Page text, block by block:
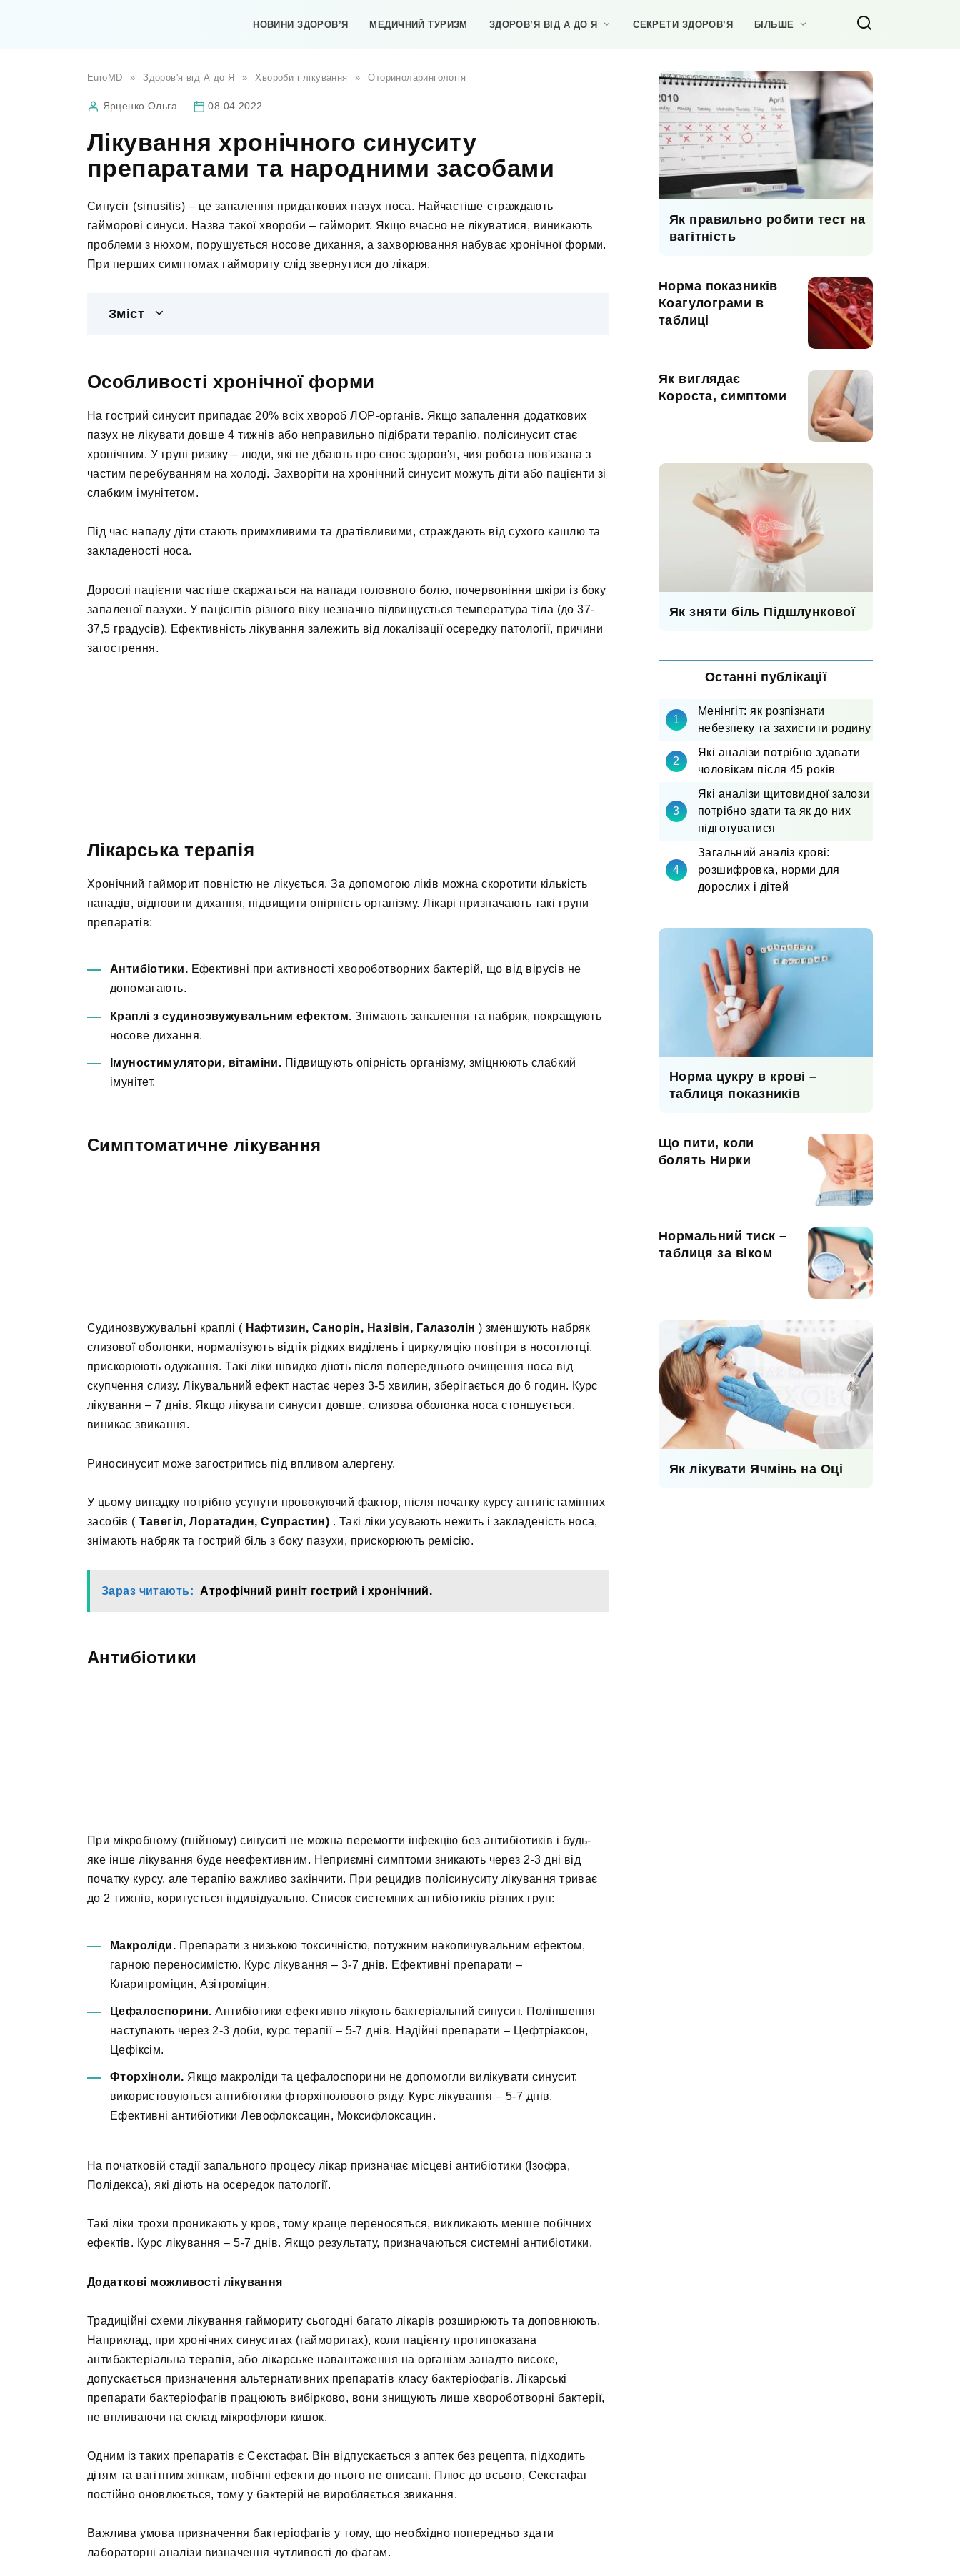
НОВИНИ ЗДОРОВ’Я МЕДИЧНИЙ ТУРИЗМ ЗДОРОВ’Я ВІД А ДО Я СЕКРЕТИ ЗДОРОВ’Я БІЛЬШЕ
EuroMD » Здоров'я від А до Я » Хвороби і лікування » Оториноларингологія
Ярценко Ольга 08.04.2022
Лікування хронічного синуситу
препаратами та народними засобами
Синусіт (sinusitis) – це запалення придаткових пазух носа. Найчастіше страждають
гайморові синуси. Назва такої хвороби – гайморит. Якщо вчасно не лікуватися, виникають
проблеми з нюхом, порушується носове дихання, а захворювання набуває хронічної форми.
При перших симптомах гаймориту слід звернутися до лікаря.
Зміст
Особливості хронічної форми
На гострий синусит припадає 20% всіх хвороб ЛОР-органів. Якщо запалення додаткових
пазух не лікувати довше 4 тижнів або неправильно підібрати терапію, полісинусит стає
хронічним. У групі ризику – люди, які не дбають про своє здоров'я, чия робота пов'язана з
частим перебуванням на холоді. Захворіти на хронічний синусит можуть діти або пацієнти зі
слабким імунітетом.
Під час нападу діти стають примхливими та дратівливими, страждають від сухого кашлю та
закладеності носа.
Дорослі пацієнти частіше скаржаться на напади головного болю, почервоніння шкіри із боку
запаленої пазухи. У пацієнтів різного віку незначно підвищується температура тіла (до 37-
37,5 градусів). Ефективність лікування залежить від локалізації осередку патології, причини
загострення.
Лікарська терапія
Хронічний гайморит повністю не лікується. За допомогою ліків можна скоротити кількість
нападів, відновити дихання, підвищити опірність організму. Лікарі призначають такі групи
препаратів:
Антибіотики.Ефективні при активності хвороботворних бактерій, що від вірусів не
допомагають.
Краплі з судинозвужувальним ефектом. Знімають запалення та набряк, покращують
носове дихання.
Імуностимулятори, вітаміни. Підвищують опірність організму, зміцнюють слабкий
імунітет.
Симптоматичне лікування
Судинозвужувальні краплі ( Нафтизин, Санорін, Назівін, Галазолін ) зменшують набряк
слизової оболонки, нормалізують відтік рідких виділень і циркуляцію повітря в носоглотці,
прискорюють одужання. Такі ліки швидко діють після попереднього очищення носа від
скупчення слизу. Лікувальний ефект настає через 3-5 хвилин, зберігається до 6 годин. Курс
лікування – 7 днів. Якщо лікувати синусит довше, слизова оболонка носа стоншується,
виникає звикання.
Риносинусит може загостритись під впливом алергену.
У цьому випадку потрібно усунути провокуючий фактор, після початку курсу антигістамінних
засобів ( Тавегіл, Лоратадин, Супрастин) . Такі ліки усувають нежить і закладеність носа,
знімають набряк та гострий біль з боку пазухи, прискорюють ремісію.
Зараз читають: Атрофічний риніт гострий і хронічний.
Антибіотики
При мікробному (гнійному) синуситі не можна перемогти інфекцію без антибіотиків і будь-
яке інше лікування буде неефективним. Неприємні симптоми зникають через 2-3 дні від
початку курсу, але терапію важливо закінчити. При рецидив полісинуситу лікування триває
до 2 тижнів, коригується індивідуально. Список системних антибіотиків різних груп:
Макроліди. Препарати з низькою токсичністю, потужним накопичувальним ефектом,
гарною переносимістю. Курс лікування – 3-7 днів. Ефективні препарати –
Кларитроміцин, Азітроміцин.
Цефалоспорини. Антибіотики ефективно лікують бактеріальний синусит. Поліпшення
наступають через 2-3 доби, курс терапії – 5-7 днів. Надійні препарати – Цефтріаксон,
Цефіксім.
Фторхіноли. Якщо макроліди та цефалоспорини не допомогли вилікувати синусит,
використовуються антибіотики фторхінолового ряду. Курс лікування – 5-7 днів.
Ефективні антибіотики Левофлоксацин, Моксифлоксацин.
На початковій стадії запального процесу лікар призначає місцеві антибіотики (Ізофра,
Полідекса), які діють на осередок патології.
Такі ліки трохи проникають у кров, тому краще переносяться, викликають менше побічних
ефектів. Курс лікування – 5-7 днів. Якщо результату, призначаються системні антибіотики.
Додаткові можливості лікування
Традиційні схеми лікування гаймориту сьогодні багато лікарів розширюють та доповнюють.
Наприклад, при хронічних синуситах (гайморитах), коли пацієнту протипоказана
антибактеріальна терапія, або лікарське навантаження на організм занадто високе,
допускається призначення альтернативних препаратів класу бактеріофагів. Лікарські
препарати бактеріофагів працюють вибірково, вони знищують лише хвороботворні бактерії,
не впливаючи на склад мікрофлори кишок.
Одним із таких препаратів є Секстафаг. Він відпускається з аптек без рецепта, підходить
дітям та вагітним жінкам, побічні ефекти до нього не описані. Плюс до всього, Секстафаг
постійно оновлюється, тому у бактерій не виробляється звикання.
Важлива умова призначення бактеріофагів у тому, що необхідно попередньо здати
лабораторні аналізи визначення чутливості до фагам.
Як правильно робити тест на
вагітність
Норма показників
Коагулограми в
таблиці
Як виглядає
Короста, симптоми
Як зняти біль Підшлункової
Останні публікації
Менінгіт: як розпізнати
небезпеку та захистити родину
Які аналізи потрібно здавати
чоловікам після 45 років
Які аналізи щитовидної залози
потрібно здати та як до них
підготуватися
Загальний аналіз крові:
розшифровка, норми для
дорослих і дітей
Норма цукру в крові –
таблиця показників
Що пити, коли
болять Нирки
Нормальний тиск –
таблиця за віком
Як лікувати Ячмінь на Оці